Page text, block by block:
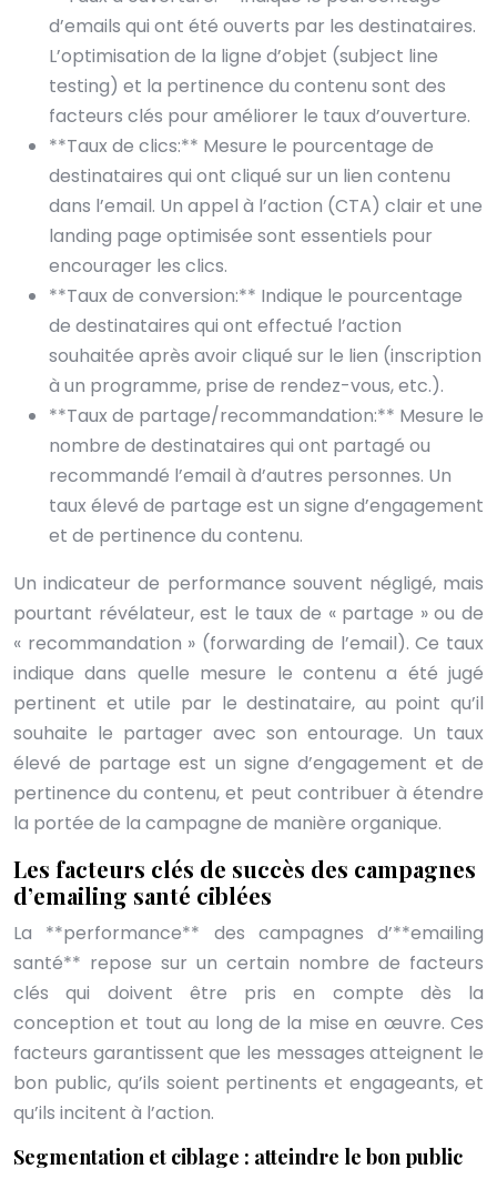
d’emails qui ont été ouverts par les destinataires.
L’optimisation de la ligne d’objet (subject line
testing) et la pertinence du contenu sont des
facteurs clés pour améliorer le taux d’ouverture.
**Taux de clics:** Mesure le pourcentage de
destinataires qui ont cliqué sur un lien contenu
dans l’email. Un appel à l’action (CTA) clair et une
landing page optimisée sont essentiels pour
encourager les clics.
**Taux de conversion:** Indique le pourcentage
de destinataires qui ont effectué l’action
souhaitée après avoir cliqué sur le lien (inscription
à un programme, prise de rendez-vous, etc.).
**Taux de partage/recommandation:** Mesure le
nombre de destinataires qui ont partagé ou
recommandé l’email à d’autres personnes. Un
taux élevé de partage est un signe d’engagement
et de pertinence du contenu.
Un indicateur de performance souvent négligé, mais
pourtant révélateur, est le taux de « partage » ou de
« recommandation » (forwarding de l’email). Ce taux
indique dans quelle mesure le contenu a été jugé
pertinent et utile par le destinataire, au point qu’il
souhaite le partager avec son entourage. Un taux
élevé de partage est un signe d’engagement et de
pertinence du contenu, et peut contribuer à étendre
la portée de la campagne de manière organique.
Les facteurs clés de succès des campagnes
d’emailing santé ciblées
La **performance** des campagnes d’**emailing
santé** repose sur un certain nombre de facteurs
clés qui doivent être pris en compte dès la
conception et tout au long de la mise en œuvre. Ces
facteurs garantissent que les messages atteignent le
bon public, qu’ils soient pertinents et engageants, et
qu’ils incitent à l’action.
Segmentation et ciblage : atteindre le bon public